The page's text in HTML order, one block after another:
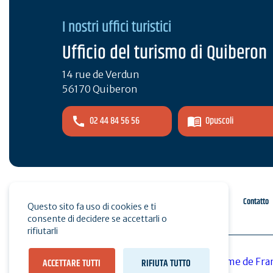
I nostri uffici turistici
Ufficio del turismo di Quiberon
14 rue de Verdun
56170 Quiberon
02 44 84 56 56 Opuscoli
Spazio pro Stampa Contatto
Questo sito fa uso di cookies e ti
consente di decidere se accettarli o
rifiutarli
ACCETTARE TUTTI RIFIUTA TUTTO